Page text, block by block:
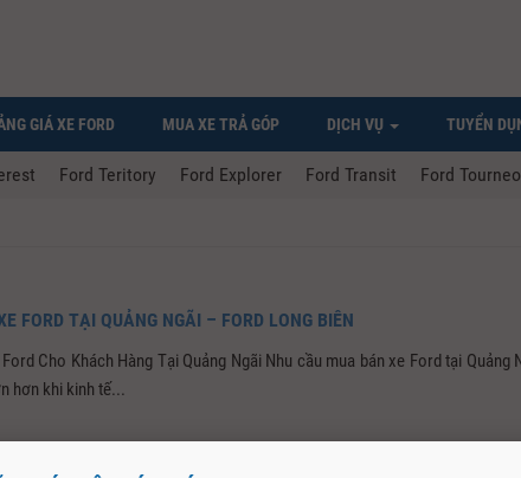
GIÁ XE FORD MUA XE TRẢ GÓP DỊCH VỤ TUYỂN
Ford Teritory Ford Explorer Ford Transit Ford Tourneo
FORD TẠI QUẢNG NGÃI – FORD LONG BIÊN
Cho Khách Hàng Tại Quảng Ngãi Nhu cầu mua bán xe Ford tại Quảng
hơn khi kinh tế...